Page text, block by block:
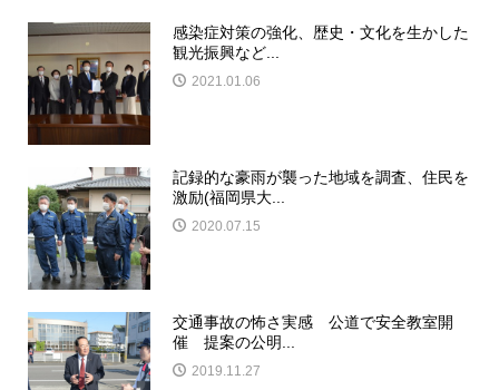
感染症対策の強化、歴史・文化を生かした
観光振興など...
2021.01.06
記録的な豪雨が襲った地域を調査、住民を
激励(福岡県大...
2020.07.15
交通事故の怖さ実感 公道で安全教室開
催 提案の公明...
2019.11.27